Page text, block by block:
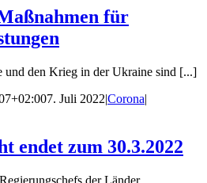
für
und den Krieg in der Ukraine sind [...]
7. Juli 2022|Corona|
endet zum 30.3.2022
der Länder